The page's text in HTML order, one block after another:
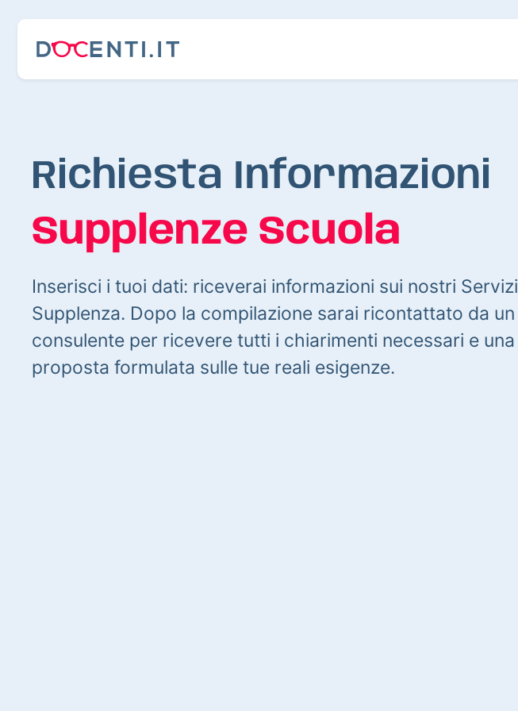
Richiesta Informazioni
Supplenze Scuola
Inserisci i tuoi dati: riceverai informazioni sui nostri Servizi
Supplenza. Dopo la compilazione sarai ricontattato da un
consulente per ricevere tutti i chiarimenti necessari e una
proposta formulata sulle tue reali esigenze.